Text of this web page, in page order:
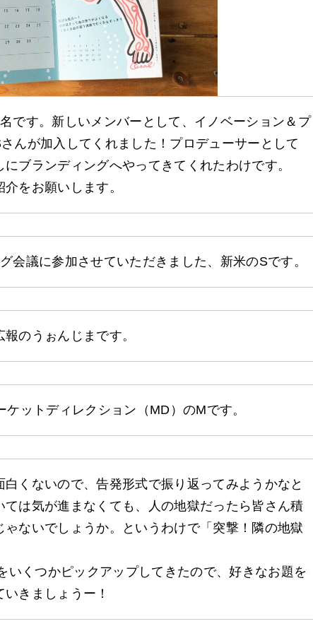
です。新しいメンバーとして、イノベーション＆プ
んが加入してくれました！プロデューサーとして
ブランディングへやってきてくれたわけです。
をお願いします。
会議に参加させていただきました、新米のSです。
のうぉんじまです。
ットディレクション（MD）のMです。
くないので、告発形式で振り返ってみようかなと
は気が進まなくても、人の地獄だったら皆さん積
ないでしょうか。というわけで「突撃！隣の地獄
いくつかピックアップしてきたので、好きなお題を
きましょうー！